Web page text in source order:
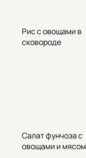
Рис с овощами в
сковороде
Салат фунчоза с
овощами и мясом